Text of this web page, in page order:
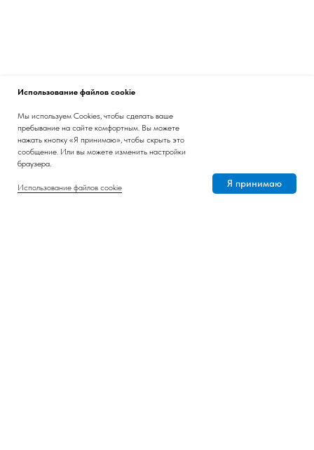
Использование файлов cookie
Мы используем Cookies, чтобы сделать ваше
пребывание на сайте комфортным. Вы можете
нажать кнопку «Я принимаю», чтобы скрыть это
сообщение. Или вы можете изменить настройки
браузера.
Использование файлов cookie Я принимаю